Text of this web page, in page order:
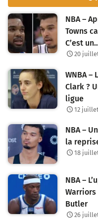
NBA –
Towns
C’est
20
WNBA –
Clark ?
ligue
12
NBA –
la
18
NBA –
Butler
26